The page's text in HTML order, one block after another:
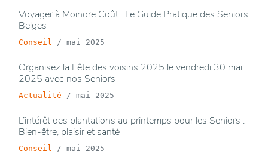
Voyager à Moindre Coût : Le Guide Pratique des Seniors
Belges
Conseil / mai 2025
Organisez la Fête des voisins 2025 le vendredi 30 mai
2025 avec nos Seniors
Actualité / mai 2025
L’intérêt des plantations au printemps pour les Seniors :
Bien-être, plaisir et santé
Conseil / mai 2025